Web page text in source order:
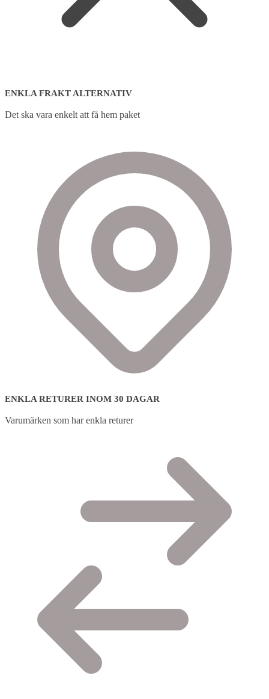
ENKLA FRAKT ALTERNATIV
Det ska vara enkelt att få hem paket
ENKLA RETURER INOM 30 DAGAR
Varumärken som har enkla returer